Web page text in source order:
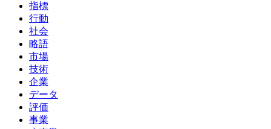
指標
行動
社会
略語
市場
技術
企業
データ
評価
事業